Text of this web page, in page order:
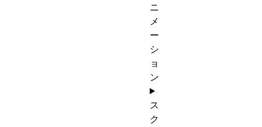
ニ
メ
ー
シ
ョ
ン
ス
ク